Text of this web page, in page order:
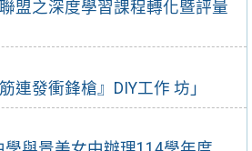
盟之深度學習課程轉化暨評量
連發衝鋒槍』DIY工作 坊」